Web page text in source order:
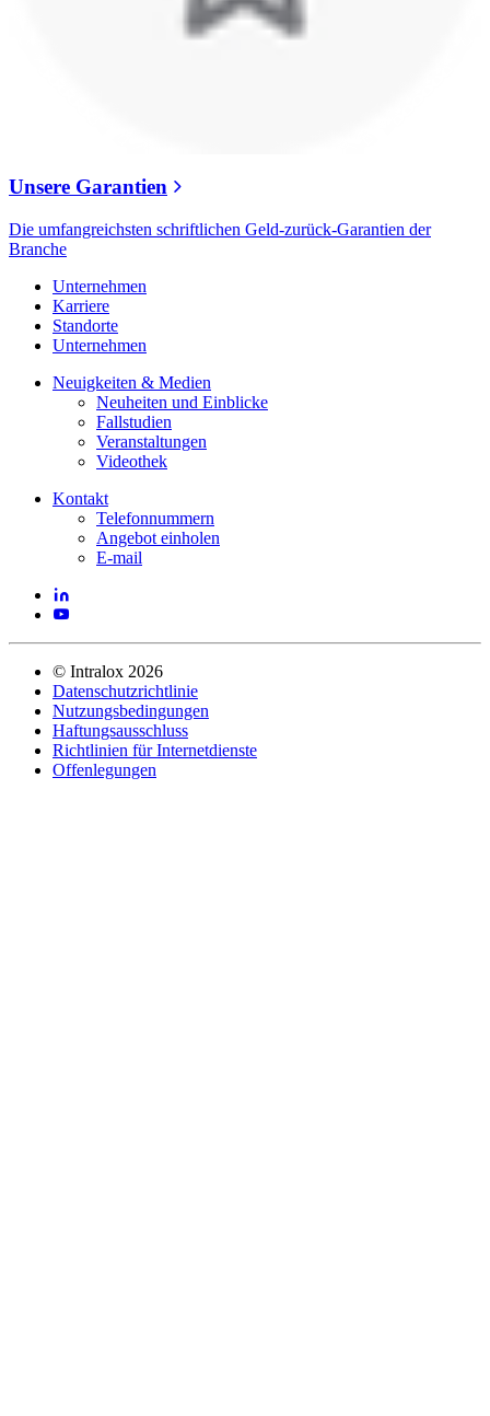
Unsere Garantien
Die umfangreichsten schriftlichen Geld-zurück-Garantien der
Branche
Unternehmen
Karriere
Standorte
Unternehmen
Neuigkeiten & Medien
Neuheiten und Einblicke
Fallstudien
Veranstaltungen
Videothek
Kontakt
Telefonnummern
Angebot einholen
E-mail
© Intralox 2026
Datenschutzrichtlinie
Nutzungsbedingungen
Haftungsausschluss
Richtlinien für Internetdienste
Offenlegungen